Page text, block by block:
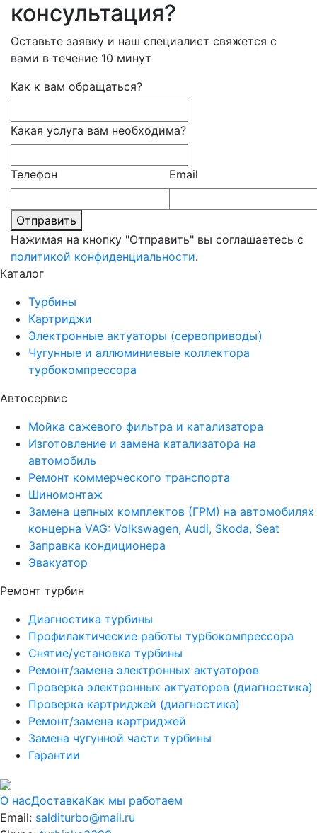
консультация?
Оставьте заявку и наш специалист свяжется с
вами в течение 10 минут
Как к вам обращаться?
Какая услуга вам необходима?
Телефон Email
Отправить
Нажимая на кнопку "Отправить" вы соглашаетесь с
политикой конфиденциальности.
Каталог
Турбины
Картриджи
Электронные актуаторы (сервоприводы)
Чугунные и аллюминиевые коллектора
турбокомпрессора
Автосервис
Мойка сажевого фильтра и катализатора
Изготовление и замена катализатора на
автомобиль
Ремонт коммерческого транспорта
Шиномонтаж
Замена цепных комплектов (ГРМ) на автомобилях
концерна VAG: Volkswagen, Audi, Skoda, Seat
Заправка кондиционера
Эвакуатор
Ремонт турбин
Диагностика турбины
Профилактические работы турбокомпрессора
Снятие/установка турбины
Ремонт/замена электронных актуаторов
Проверка электронных актуаторов (диагностика)
Проверка картриджей (диагностика)
Ремонт/замена картриджей
Замена чугунной части турбины
Гарантии
О насДоставкаКак мы работаем
Email: salditurbo@mail.ru